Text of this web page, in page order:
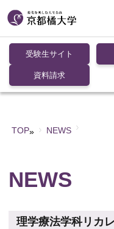
受験生サイト
資料請求
TOP» NEWS
NEWS
理学療法学科リカ